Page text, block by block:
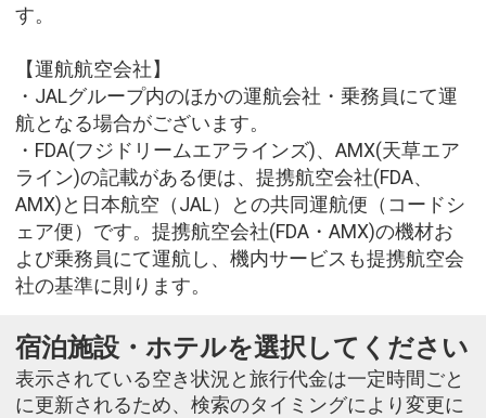
す。
【運航航空会社】
・JALグループ内のほかの運航会社・乗務員にて運
航となる場合がございます。
・FDA(フジドリームエアラインズ)、AMX(天草エア
ライン)の記載がある便は、提携航空会社(FDA、
AMX)と日本航空（JAL）との共同運航便（コードシ
ェア便）です。提携航空会社(FDA・AMX)の機材お
よび乗務員にて運航し、機内サービスも提携航空会
社の基準に則ります。
宿泊施設・ホテルを選択してください
表示されている空き状況と旅行代金は一定時間ごと
に更新されるため、検索のタイミングにより変更に